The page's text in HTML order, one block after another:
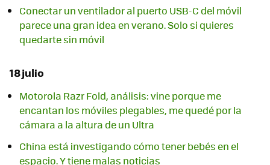
Conectar un ventilador al puerto USB-C del móvil
parece una gran idea en verano. Solo si quieres
quedarte sin móvil
18 julio
Motorola Razr Fold, análisis: vine porque me
encantan los móviles plegables, me quedé por la
cámara a la altura de un Ultra
China está investigando cómo tener bebés en el
espacio. Y tiene malas noticias